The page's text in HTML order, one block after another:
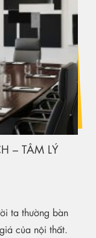
– TÂM LÝ
ta thường bàn
của nội thất.